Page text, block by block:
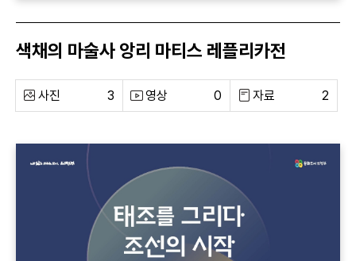
색채의 마술사 앙리 마티스 레플리카전
사진 3 영상 0 자료 2